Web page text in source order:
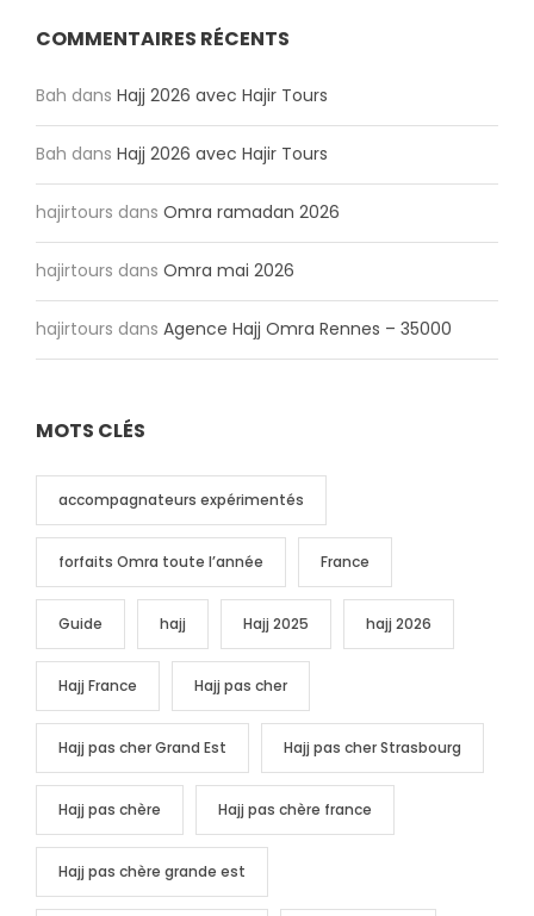
COMMENTAIRES RÉCENTS
Bah dans Hajj 2026 avec Hajir Tours
Bah dans Hajj 2026 avec Hajir Tours
hajirtours dans Omra ramadan 2026
hajirtours dans Omra mai 2026
hajirtours dans Agence Hajj Omra Rennes – 35000
MOTS CLÉS
accompagnateurs expérimentés
forfaits Omra toute l’année France
Guide hajj Hajj 2025 hajj 2026
Hajj France Hajj pas cher
Hajj pas cher Grand Est Hajj pas cher Strasbourg
Hajj pas chère Hajj pas chère france
Hajj pas chère grande est